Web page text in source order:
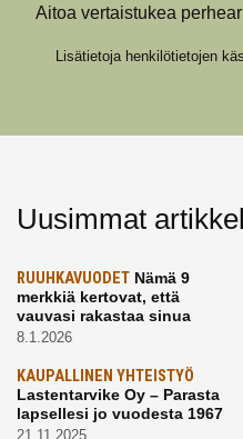
Aitoa vertaistukea
Lisätietoja henkilötietojen
Uusimmat
RUUHKAVUODET Nämä 9
merkkiä kertovat, että
vauvasi rakastaa sinua
8.1.2026
KAUPALLINEN YHTEISTYÖ
Lastentarvike Oy – Parasta
lapsellesi jo vuodesta 1967
21.11.2025